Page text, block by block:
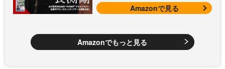
Amazonで見る
Amazonでもっと見る